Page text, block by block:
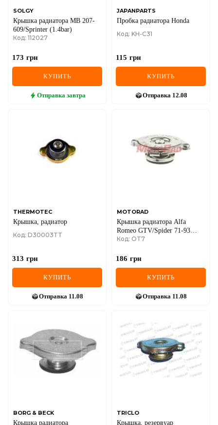
SOLGY
Крышка радиатора MB 207-
609/Sprinter (1.4bar)
Код: 112027
173 грн
КУПИТЬ
Отправка завтра
JAPANPARTS
Пробка радиатора Honda
Код: KH-C31
115 грн
КУПИТЬ
Отправка 12.08
THERMOTEC
Крышка, радиатор
Код: D30003TT
313 грн
КУПИТЬ
Отправка 11.08
MOTORAD
Крышка радиатора Alfa
Romeo GTV/Spider 71-93
крышка радиатора Alfa
Код: OT7
186 грн
КУПИТЬ
Отправка 11.08
BORG & BECK
Крышка радиатора
TRICLO
Крышка, резервуар